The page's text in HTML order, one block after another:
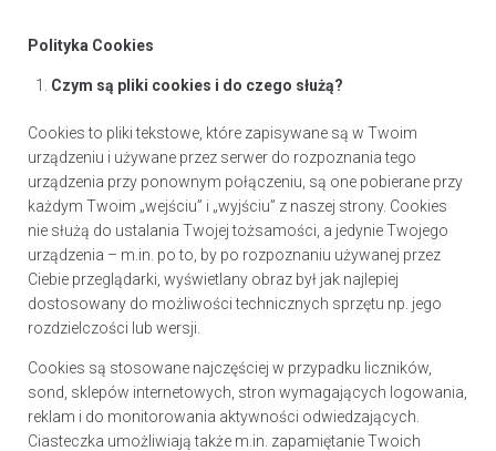
Polityka Cookies
Czym są pliki cookies i do czego służą?
Cookies to pliki tekstowe, które zapisywane są w Twoim
urządzeniu i używane przez serwer do rozpoznania tego
urządzenia przy ponownym połączeniu, są one pobierane przy
każdym Twoim „wejściu” i „wyjściu” z naszej strony. Cookies
nie służą do ustalania Twojej tożsamości, a jedynie Twojego
urządzenia – m.in. po to, by po rozpoznaniu używanej przez
Ciebie przeglądarki, wyświetlany obraz był jak najlepiej
dostosowany do możliwości technicznych sprzętu np. jego
rozdzielczości lub wersji.
Cookies są stosowane najczęściej w przypadku liczników,
sond, sklepów internetowych, stron wymagających logowania,
reklam i do monitorowania aktywności odwiedzających.
Ciasteczka umożliwiają także m.in. zapamiętanie Twoich